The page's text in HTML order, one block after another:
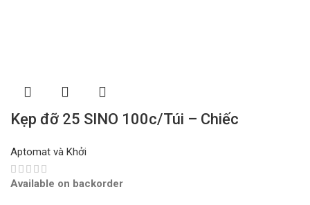
Kẹp đỡ 25 SINO 100c/Túi – Chiếc
Aptomat và Khởi
Available on backorder